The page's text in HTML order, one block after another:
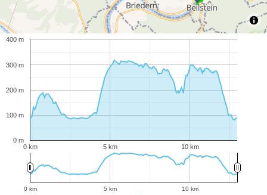
0 km 5 km 10 km
0 m
100 m
200 m
300 m
400 m
0 km 5 km 10 km